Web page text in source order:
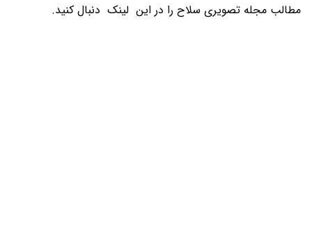
مطالب مجله تصویری سلاح را در این لینک دنبال کنید.